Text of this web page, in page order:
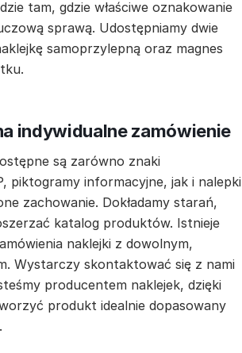
tam, gdzie właściwe oznakowanie
sprawą. Udostępniamy dwie
samoprzylepną oraz magnes
indywidualne zamówienie
są zarówno znaki
piktogramy informacyjne, jak i nalepki
zachowanie. Dokładamy starań,
katalog produktów. Istnieje
naklejki z dowolnym,
Wystarczy skontaktować się z nami
producentem naklejek, dzięki
produkt idealnie dopasowany